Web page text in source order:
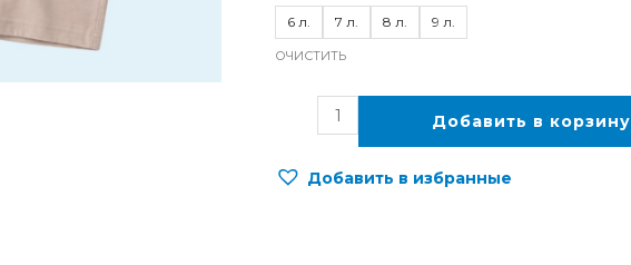
6 л. 7 л. 8 л. 9 л.
ОЧИСТИТЬ
Добавить в корзину
Добавить в избранные